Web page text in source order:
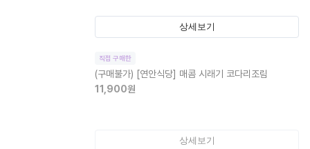
상세보기
직접 구매한
(구매불가) [연안식당] 매콤 시래기 코다리조림
11,900원
상세보기